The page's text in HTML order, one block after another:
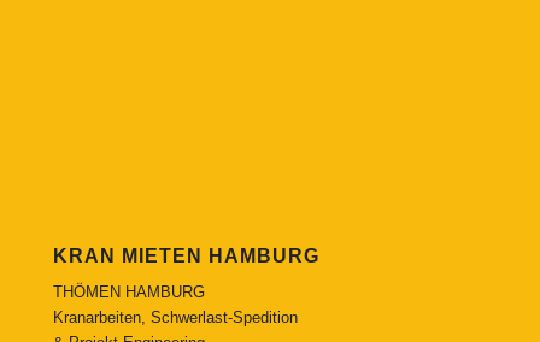
KRAN MIETEN HAMBURG
THÖMEN HAMBURG
Kranarbeiten, Schwerlast-Spedition